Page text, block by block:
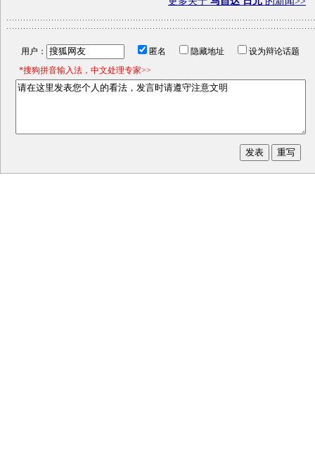
用户： 匿名 隐藏地址
设为辩论话题
*搜狗拼音输入法，中文处理专家>>